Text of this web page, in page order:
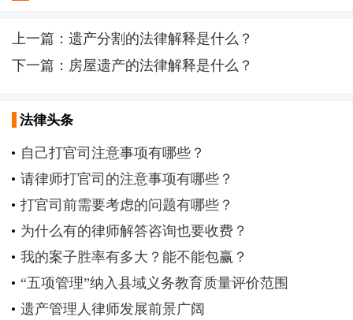
上一篇：遗产分割的法律解释是什么？
下一篇： 房屋遗产的法律解释是什么？
法律头条
自己打官司注意事项有哪些？
请律师打官司的注意事项有哪些？
打官司前需要考虑的问题有哪些？
为什么有的律师解答咨询也要收费？
我的案子胜率有多大？能不能包赢？
“五项管理”纳入县域义务教育质量评价范围
遗产管理人律师发展前景广阔